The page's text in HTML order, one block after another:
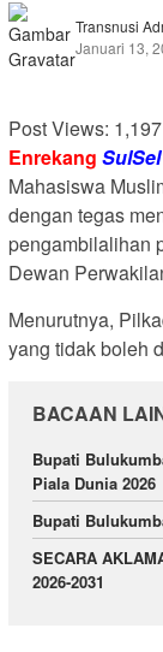
Transnusi
Januari 13,
Post Views: 1,197
Enrekang
Mahasiswa
dengan tegas
pengambilalihan
Dewan
Menurutnya,
yang tidak boleh
BACAAN
Bupati
Piala Dunia 2026
Bupati
SECARA
2026-2031